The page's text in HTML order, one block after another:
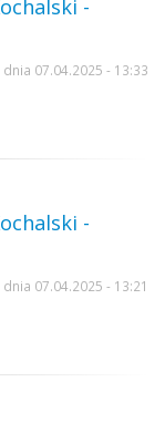
-
dnia 07.04.2025 - 13:33
-
dnia 07.04.2025 - 13:21